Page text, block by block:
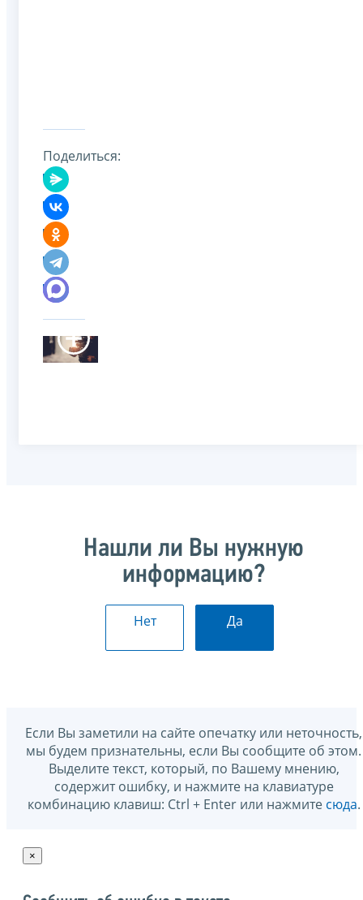
Поделиться:
Нашли ли Вы нужную
информацию?
Нет Да
Если Вы заметили на сайте опечатку или неточность,
мы будем признательны, если Вы сообщите об этом.
Выделите текст, который, по Вашему мнению,
содержит ошибку, и нажмите на клавиатуре
комбинацию клавиш: Ctrl + Enter или нажмите сюда.
×